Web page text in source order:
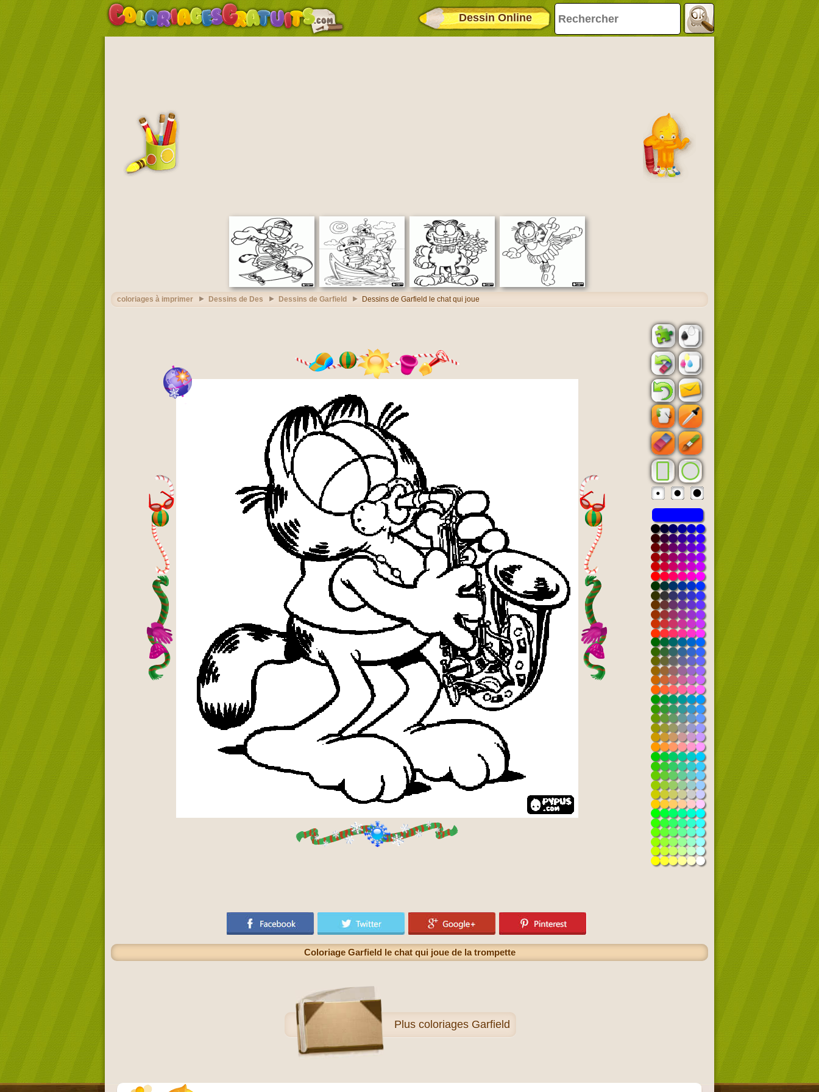
Dessin Online
coloriages à imprimer Dessins de Des Dessins de Garfield Dessins de Garfield le chat qui joue
Coloriage Garfield le chat qui joue de la trompette
Plus coloriages Garfield